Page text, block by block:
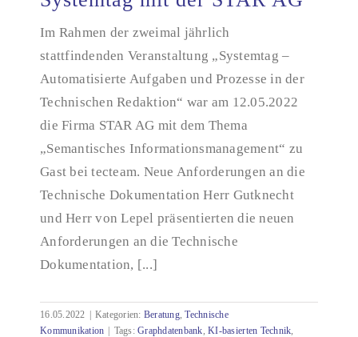
Systemtag mit der STAR AG
Im Rahmen der zweimal jährlich
stattfindenden Veranstaltung „Systemtag –
Automatisierte Aufgaben und Prozesse in der
Technischen Redaktion“ war am 12.05.2022
die Firma STAR AG mit dem Thema
„Semantisches Informationsmanagement“ zu
Gast bei tecteam. Neue Anforderungen an die
Technische Dokumentation Herr Gutknecht
und Herr von Lepel präsentierten die neuen
Anforderungen an die Technische
Dokumentation, [...]
16.05.2022 Kategorien: Beratung,Technische
Kommunikation
Tags:Graphdatenbank,KI-basierten Technik,